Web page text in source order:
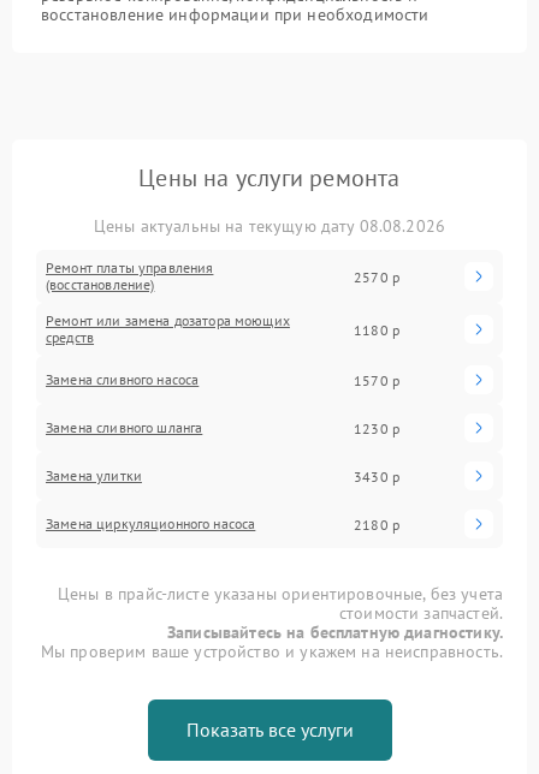
восстановление информации при необходимости
Цены на услуги ремонта
Цены актуальны на текущую дату 08.08.2026
Ремонт платы управления
(восстановление)
2570 р
Ремонт или замена дозатора моющих
средств
1180 р
Замена сливного насоса 1570 р
Замена сливного шланга 1230 р
Замена улитки 3430 р
Замена циркуляционного насоса 2180 р
Цены в прайс-листе указаны ориентировочные, без учета
стоимости запчастей.
Записывайтесь на бесплатную диагностику.
Мы проверим ваше устройство и укажем на неисправность.
Показать все услуги